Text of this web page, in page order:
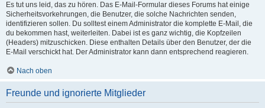
Es tut uns leid, das zu hören. Das E-Mail-Formular dieses Forums hat einige
Sicherheitsvorkehrungen, die Benutzer, die solche Nachrichten senden,
identifizieren sollen. Du solltest einem Administrator die komplette E-Mail, die
du bekommen hast, weiterleiten. Dabei ist es ganz wichtig, die Kopfzeilen
(Headers) mitzuschicken. Diese enthalten Details über den Benutzer, der die
E-Mail verschickt hat. Der Administrator kann dann entsprechend reagieren.
Nach oben
Freunde und ignorierte Mitglieder